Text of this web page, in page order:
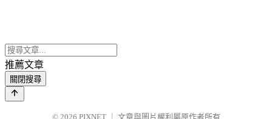
推薦文章
關閉搜尋
© 2026 PIXNET
文章與圖片權利屬原作者所有